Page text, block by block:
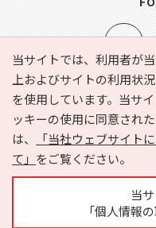
当サイトでは、利用者が
上およびサイトの利用状
を使用しています。当サ
ッキーの使用に同意され
は、
「当社ウェブサイト
て」 をご覧ください。
当
「個人情報
e-NAVITA（イーナビタ）
利用規約
個人情報の
サイトマップ
広